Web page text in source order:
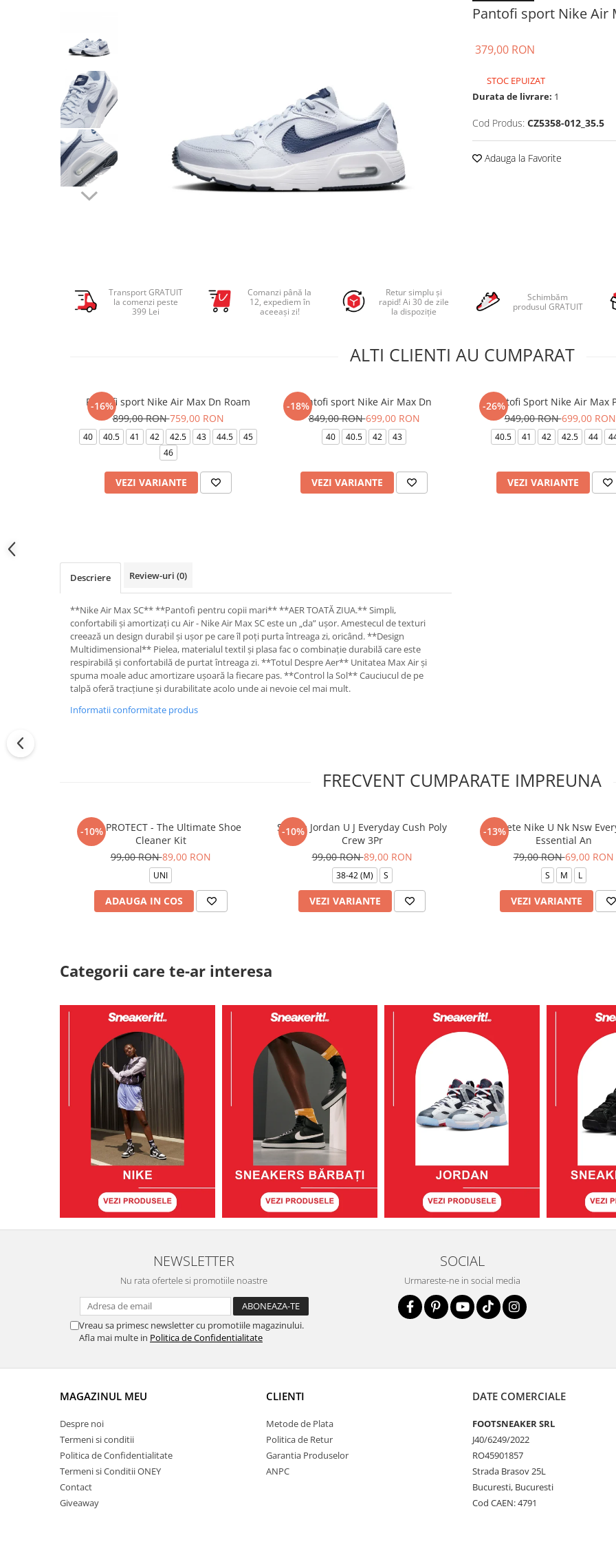
Pantaloni scurti Copii
Ingrijire incaltaminte
Pantofi sport Nike Air
379,00 RON
STOC EPUIZAT
Durata de livrare: 1
Cod Produs: CZ5358-012_35.5
Adauga la Favorite
Transport GRATUIT
la comenzi peste
399 Lei
Comanzi până la
12, expediem în
aceeași zi!
Retur simplu și
rapid! Ai 30 de zile
la dispoziție
Schimbăm
produsul GRATUIT
ALTI CLIENTI AU CUMPARAT
-16%
Pantofi sport Nike Air Max Dn Roam
899,00 RON759,00 RON
40 40.5 41 42 42.5 43 44.5
45
46
VEZI VARIANTE
-18%
Pantofi sport Nike Air Max Dn
849,00 RON699,00 RON
40 40.5 42 43
VEZI VARIANTE
-26%
Pantofi Sport Nike Air Max
949,00 RON699,00 RON
40.5 41 42 42.5 44
VEZI VARIANTE
Descriere Review-uri (0)
**Nike Air Max SC** **Pantofi pentru copii mari** **AER TOATĂ ZIUA.** Simpli,
confortabili și amortizați cu Air - Nike Air Max SC este un „da” ușor. Amestecul de texturi
creează un design durabil și ușor pe care îl poți purta întreaga zi, oricând. **Design
Multidimensional** Pielea, materialul textil și plasa fac o combinație durabilă care este
respirabilă și confortabilă de purtat întreaga zi. **Totul Despre Aer** Unitatea Max Air și
spuma moale aduc amortizare ușoară la fiecare pas. **Control la Sol** Cauciucul de pe
talpă oferă tracțiune și durabilitate acolo unde ai nevoie cel mai mult.
Informatii conformitate produs
FRECVENT CUMPARATE IMPREUNA
-10%
CREP PROTECT - The Ultimate Shoe
Cleaner Kit
99,00 RON89,00 RON
UNI
ADAUGA IN COS
-10%
Sosete Jordan U J Everyday Cush Poly
Crew 3Pr
99,00 RON89,00 RON
38-42 (M) S
VEZI VARIANTE
-13%
Sosete Nike U Nk Nsw
Essential An
79,00 RON69,00 RON
S M L
VEZI VARIANTE
Categorii care te-ar interesa
NEWSLETTER
Nu rata ofertele si promotiile noastre
Vreau sa primesc newsletter cu promotiile magazinului.
Afla mai multe in Politica de Confidentialitate
SOCIAL
Urmareste-ne in social media
MAGAZINUL MEU
Despre noi
Termeni si conditii
Politica de Confidentialitate
Termeni si Conditii ONEY
Contact
Giveaway
CLIENTI
Metode de Plata
Politica de Retur
Garantia Produselor
ANPC
DATE COMERCIALE
FOOTSNEAKER SRL
J40/6249/2022
RO45901857
Strada Brasov 25L
Bucuresti, Bucuresti
Cod CAEN: 4791